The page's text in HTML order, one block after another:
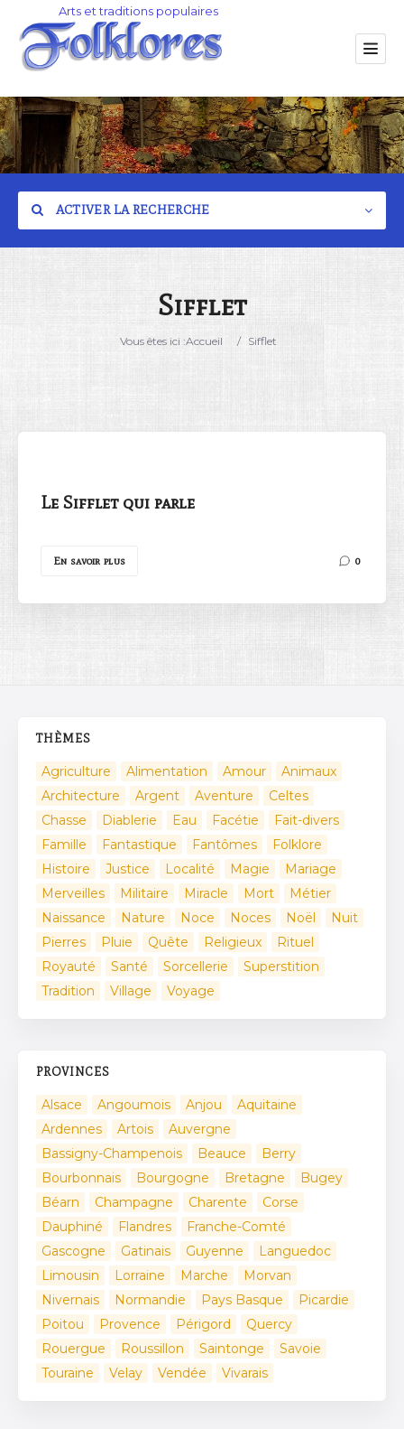
ACTIVER LA RECHERCHE
Sifflet
Vous êtes ici :Accueil / Sifflet
Le Sifflet qui parle
En savoir plus 0
THÈMES
Agriculture Alimentation Amour
Animaux
Architecture
Argent Aventure
Celtes
Chasse
Diablerie Eau Facétie
Fait-divers
Famille
Fantastique Fantômes
Folklore
Histoire
Justice Localité Magie
Mariage
Merveilles
Militaire Miracle Mort
Métier
Naissance
Nature Noce Noces Noël
Nuit
Pierres
Pluie Quête Religieux
Rituel
Royauté
Santé Sorcellerie
Superstition
Tradition
Village Voyage
PROVINCES
Alsace Angoumois Anjou
Aquitaine
Ardennes
Artois
Auvergne
Bassigny-Champenois
Beauce
Berry
Bourbonnais
Bourgogne Bretagne
Bugey
Béarn
Champagne Charente
Corse
Dauphiné
Flandres
Franche-Comté
Gascogne
Gatinais Guyenne
Languedoc
Limousin
Lorraine Marche
Morvan
Nivernais
Normandie Pays Basque
Picardie
Poitou
Provence Périgord
Quercy
Rouergue
Roussillon Saintonge
Savoie
Touraine
Velay Vendée Vivarais